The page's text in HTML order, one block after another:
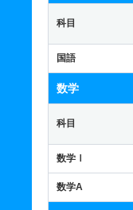
科目
国語
数学
科目
数学Ⅰ
数学A